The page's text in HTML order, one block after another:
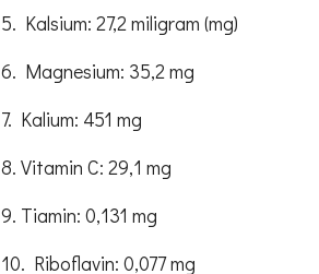
5. Kalsium: 27,2 miligram (mg)
6. Magnesium: 35,2 mg
7. Kalium: 451 mg
8. Vitamin C: 29,1 mg
9. Tiamin: 0,131 mg
10. Riboflavin: 0,077 mg